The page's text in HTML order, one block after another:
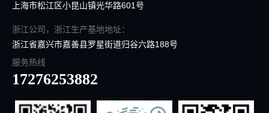
上海市松江区小昆山镇光华路601号
浙江公司，浙江生产基地地址：
浙江省嘉兴市嘉善县罗星街道归谷六路188号
服务热线
17276253882